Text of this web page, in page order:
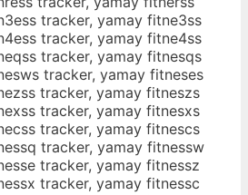
tracker, yamay fitne3ss
tracker, yamay fitne4ss
tracker, yamay fitnesqs
tracker, yamay fitneses
tracker, yamay fitneszs
tracker, yamay fitnesxs
tracker, yamay fitnescs
tracker, yamay fitnessw
tracker, yamay fitnessz
tracker, yamay fitnessc